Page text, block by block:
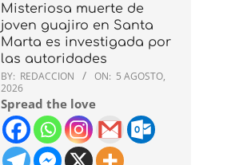
Misteriosa muerte de
joven guajiro en Santa
Marta es investigada por
las autoridades
BY: REDACCION ON: 5 AGOSTO,
2026
Spread the love